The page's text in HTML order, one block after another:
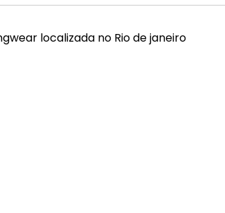
localizada no Rio de janeiro